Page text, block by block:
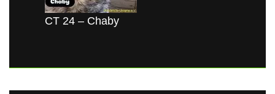
CT 24 – Chaby